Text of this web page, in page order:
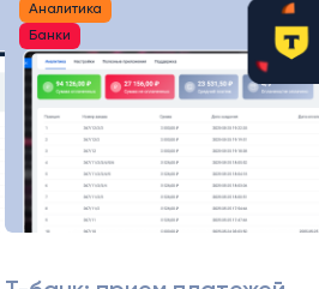
Аналитика
Банки